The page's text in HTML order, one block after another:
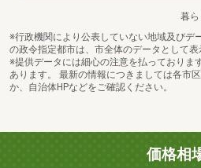
暮ら
※行政機関により公表していない地域及びデ
の政令指定都市は、市全体のデータとして表
※提供データには細心の注意を払っておりま
あります。 最新の情報につきましては各市
か、自治体HPなどをご確認ください。
価格相